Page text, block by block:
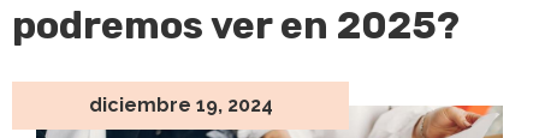
Beneficios
podremos ver en 2025?
diciembre 19, 2024